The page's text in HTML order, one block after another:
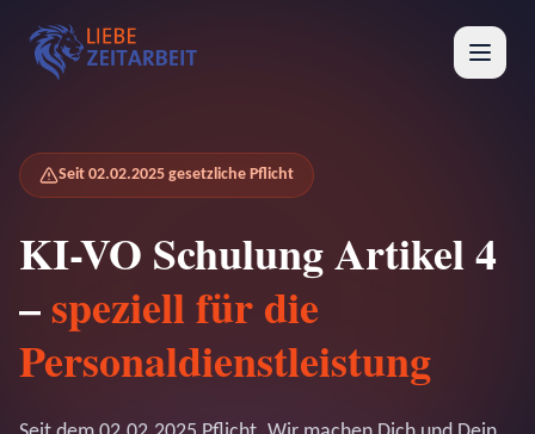
Seit 02.02.2025 gesetzliche Pflicht
KI-VO Schulung Artikel 4
–speziell für die
Personaldienstleistung